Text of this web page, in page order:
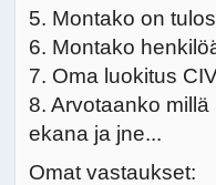
5. Montako on
6. Montako
7. Oma luokitus
8. Arvotaanko
ekana ja jne...
Omat vastaukset: